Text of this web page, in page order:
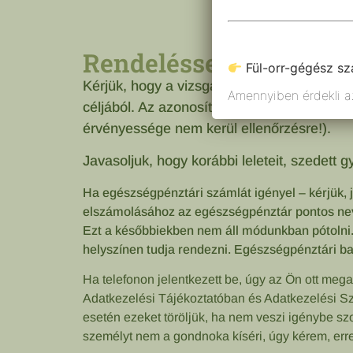
Rendeléssel
Kérjük, hogy a vizsgálati időpont előtt kb.
céljából. Az azonosításához fényképes
érvényessége nem kerül ellenőrzésre!).
Javasoljuk, hogy korábbi leleteit, szedett
Ha egészségpénztári számlát igényel –
elszámolásához az egészségpénztár pontos
Ezt a későbbiekben nem áll módunkban
helyszínen tudja rendezni. Egészségpénztári
Ha telefonon jelentkezett be, úgy az Ön ott
Adatkezelési Tájékoztatóban és Adatkezelési
esetén ezeket töröljük, ha nem veszi igénybe
személyt nem a gondnoka kíséri, úgy kérem,
Fül-orr-gégész
Amennyiben érdekli